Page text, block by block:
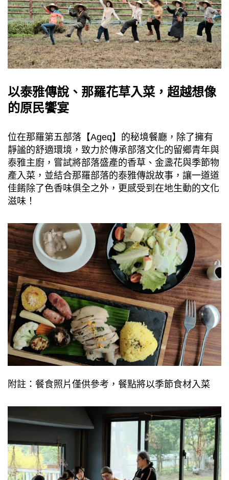
以泰雅傳說、那羅花草入菜，超越想像
的原民饗宴
位在那羅第五部落【Ageq】的秘境餐廳，除了擁有
靜謐的舒適環境，致力於傳承部落文化的留鄉青年與
泰雅主廚，嘗試將部落盛產的香草、金盞花與季節物
產入菜，並結合那羅部落的泰雅傳說故事，讓一道道
佳餚除了色香味俱全之外，更感受到在地生動的文化
滋味！
附註：餐食照片僅供參考，餐點將以季節食材入菜